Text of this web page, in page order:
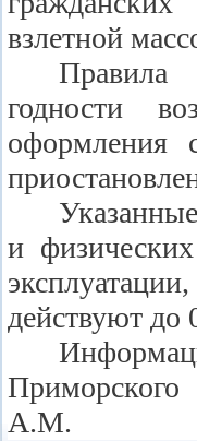
взлетной
Правила
годности
оформления
и
действуют до
А.М.